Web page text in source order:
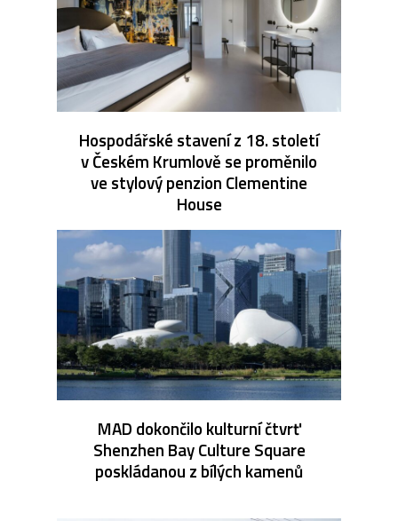
Hospodářské stavení z 18. století
v Českém Krumlově se proměnilo
ve stylový penzion Clementine
House
MAD dokončilo kulturní čtvrť
Shenzhen Bay Culture Square
poskládanou z bílých kamenů